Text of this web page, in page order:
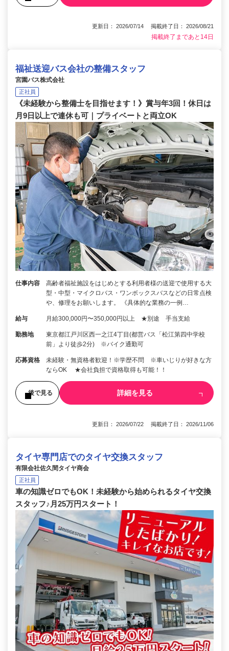
更新日： 2026/07/14 掲載終了日： 2026/08/21
掲載終了まであと14日
福祉送迎バス会社の整備スタッフ
宮園バス株式会社
正社員
《未経験から整備士を目指せます！》賞与年3回！休日は
月9日以上で連休も可｜プライベートと両立OK
仕事内容
高齢者福祉施設をはじめとする利用者様の送迎で使用する大
型・中型・マイクロバス・ワンボックスバスなどの日常点検
や、修理をお願いします。 《具体的な業務の一例…
給与 月給300,000円〜350,000円以上 ★別途 手当支給
勤務地
東京都江戸川区西一之江4丁目(都営バス「松江第四中学校
前」より徒歩2分) ※バイク通勤可
応募資格
未経験・無資格者歓迎！※学歴不問 ※車いじりが好きな方
ならOK ★会社負担で資格取得も可能！！
後で見る 詳細を見る
更新日： 2026/07/22 掲載終了日： 2026/11/06
タイヤ専門店でのタイヤ交換スタッフ
有限会社佐久間タイヤ商会
正社員
車の知識ゼロでもOK！未経験から始められるタイヤ交換
スタッフ♪月25万円スタート！